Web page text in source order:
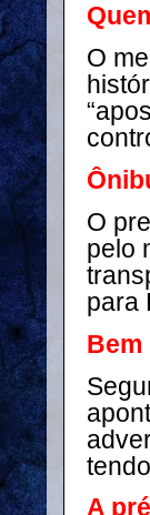
O
O
pelo
para
Bem
A